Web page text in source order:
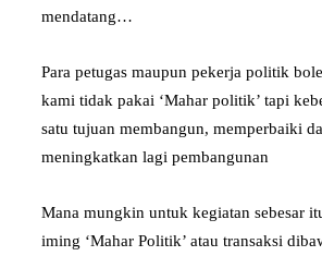
mendatang…
Para petugas maupun pekerja politik
kami tidak pakai ‘Mahar politik’ tapi
satu tujuan membangun, memperbaiki
meningkatkan lagi pembangunan
Mana mungkin untuk kegiatan sebesar
iming ‘Mahar Politik’ atau transaksi